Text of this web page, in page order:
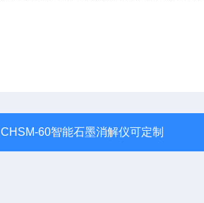
CHSM-60智能石墨消解仪可定制